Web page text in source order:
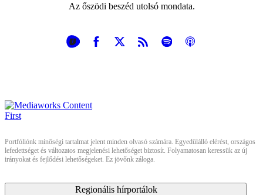
Az őszödi beszéd utolsó mondata.
Portfóliónk minőségi tartalmat jelent minden olvasó számára. Egyedülálló elérést, országos
lefedettséget és változatos megjelenési lehetőséget biztosít. Folyamatosan keressük az új
irányokat és fejlődési lehetőségeket. Ez jövőnk záloga.
Regionális hírportálok